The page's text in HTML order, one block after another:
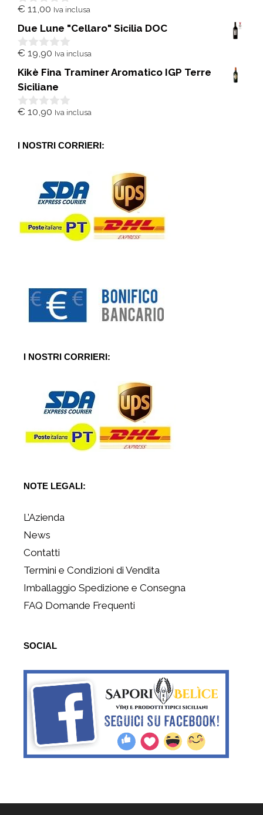
0
u
5
€ 11,00 Iva inclusa
Due Lune "Cellaro" Sicilia DOC
0
u
5
€ 19,90 Iva inclusa
Kikè Fina Traminer Aromatico IGP Terre
Siciliane
0
5
€ 10,90 Iva inclusa
I NOSTRI CORRIERI:
I NOSTRI CORRIERI:
NOTE LEGALI:
L’Azienda
News
Contatti
Termini e Condizioni di Vendita
Imballaggio Spedizione e Consegna
FAQ Domande Frequenti
SOCIAL